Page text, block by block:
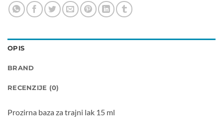
OPIS
BRAND
RECENZIJE (0)
Prozirna baza za trajni lak 15 ml